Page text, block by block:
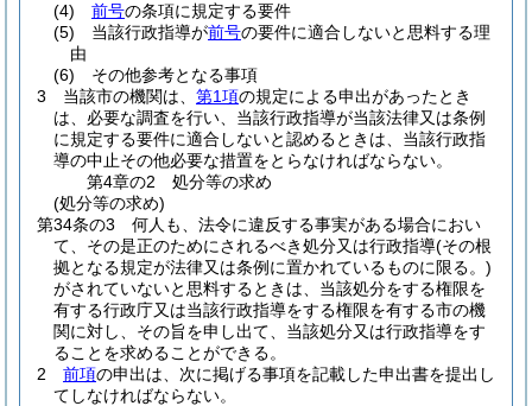
(4)
前号の条項に規定する要件
(5)
当該行政指導が前号の要件に適合しないと思料する理
由
(6)
その他参考となる事項
3
当該市の機関は、 第1項の規定による申出があったとき
は、必要な調査を行い、当該行政指導が当該法律又は条例
に規定する要件に適合しないと認めるときは、当該行政指
導の中止その他必要な措置をとらなければならない。
第4章の2
処分等の求め
(処分等の求め)
第34条の3
何人も、法令に違反する事実がある場合におい
て、その是正のためにされるべき処分又は行政指導(その根
拠となる規定が法律又は条例に置かれているものに限る。)
がされていないと思料するときは、当該処分をする権限を
有する行政庁又は当該行政指導をする権限を有する市の機
関に対し、その旨を申し出て、当該処分又は行政指導をす
ることを求めることができる。
2
前項の申出は、次に掲げる事項を記載した申出書を提出し
てしなければならない。